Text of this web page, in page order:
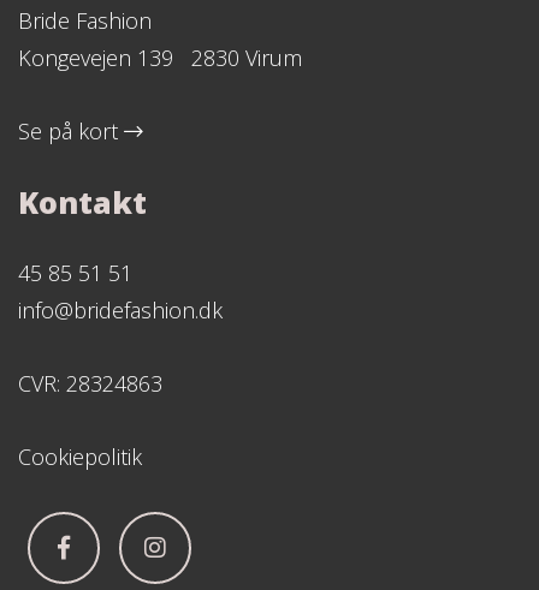
Bride Fashion
Kongevejen 139 2830 Virum
Se på kort
Kontakt
45 85 51 51
info@bridefashion.dk
CVR: 28324863
Cookiepolitik